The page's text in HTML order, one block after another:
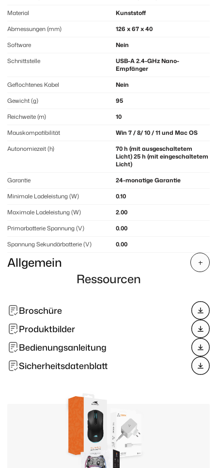
Material
Kunststoff
Abmessungen (mm)
126 x 67 x 40
Software
Nein
Schnittstelle
USB-A 2.4-GHz Nano-
Empfänger
Geflochtenes Kabel
Nein
Gewicht (g)
95
Reichweite (m)
10
Mauskompatibilität
Win 7 / 8/ 10 / 11 und Mac OS
Autonomiezeit (h)
70 h (mit ausgeschaltetem
Licht) 25 h (mit eingeschaltetem
Licht)
Garantie
24-monatige Garantie
Minimale Ladeleistung (W)
0.10
Maximale Ladeleistung (W)
2.00
Primarbatterie Spannung (V)
0.00
Spannung Sekundärbatterie (V)
0.00
Allgemein
Ressourcen
Broschüre
Produktbilder
Bedienungsanleitung
Sicherheitsdatenblatt